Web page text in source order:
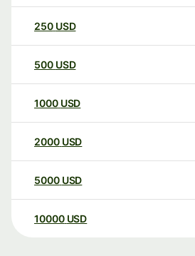
250 USD
500 USD
1000 USD
2000 USD
5000 USD
10000 USD